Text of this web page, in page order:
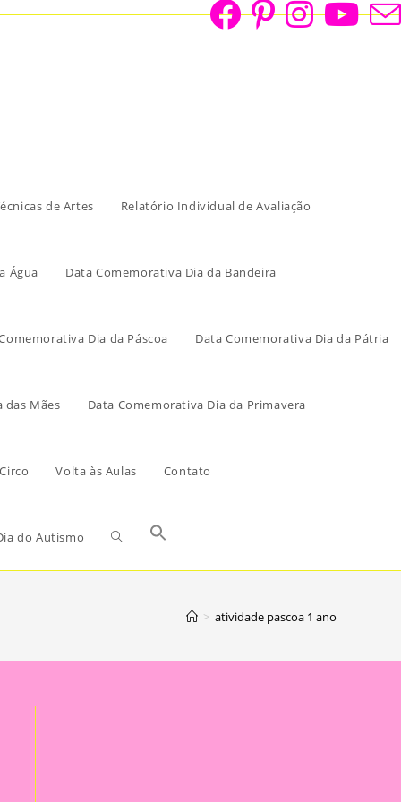
de Artes Relatório Individual de Avaliação
Água Data Comemorativa Dia da Bandeira
Dia da Páscoa Data Comemorativa Dia da Pátria
das Mães Data Comemorativa Dia da Primavera
Volta às Aulas Contato
do Autismo
> atividade pascoa 1 ano